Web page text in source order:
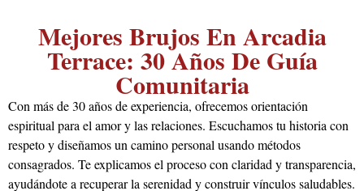
Mejores Brujos En Arcadia
Terrace: 30 Años De Guía
Comunitaria
Con más de 30 años de experiencia, ofrecemos orientación
espiritual para el amor y las relaciones. Escuchamos tu historia con
respeto y diseñamos un camino personal usando métodos
consagrados. Te explicamos el proceso con claridad y transparencia,
ayudándote a recuperar la serenidad y construir vínculos saludables.